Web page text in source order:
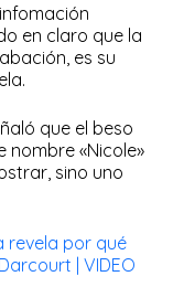
en claro que la
es su
que el beso
nombre «Nicole»
sino uno
revela por qué
| VIDEO